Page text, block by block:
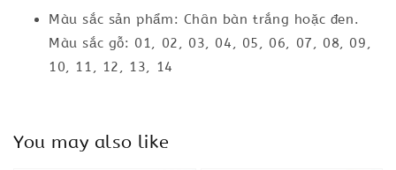
Màu sắc sản phẩm: Chân bàn trắng hoặc đen.
Màu sắc gỗ: 01, 02, 03, 04, 05, 06, 07, 08, 09,
10, 11, 12, 13, 14
You may also like